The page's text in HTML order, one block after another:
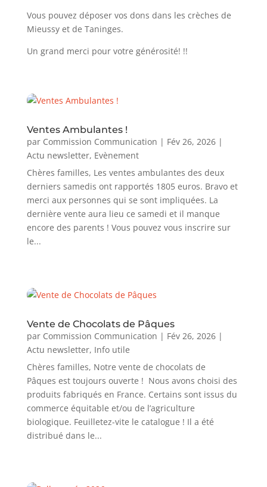
Vous pouvez déposer vos dons dans les crèches de
Mieussy et de Taninges.
Un grand merci pour votre générosité! !!
Ventes Ambulantes !
par Commission Communication | Fév 26, 2026|
Actu newsletter, Evènement
Chères familles, Les ventes ambulantes des deux
derniers samedis ont rapportés 1805 euros. Bravo et
merci aux personnes qui se sont impliquées. La
dernière vente aura lieu ce samedi et il manque
encore des parents ! Vous pouvez vous inscrire sur
le...
Vente de Chocolats de Pâques
par Commission Communication | Fév 26, 2026|
Actu newsletter, Info utile
Chères familles, Notre vente de chocolats de
Pâques est toujours ouverte ! Nous avons choisi des
produits fabriqués en France. Certains sont issus du
commerce équitable et/ou de l’agriculture
biologique. Feuilletez-vite le catalogue ! Il a été
distribué dans le...